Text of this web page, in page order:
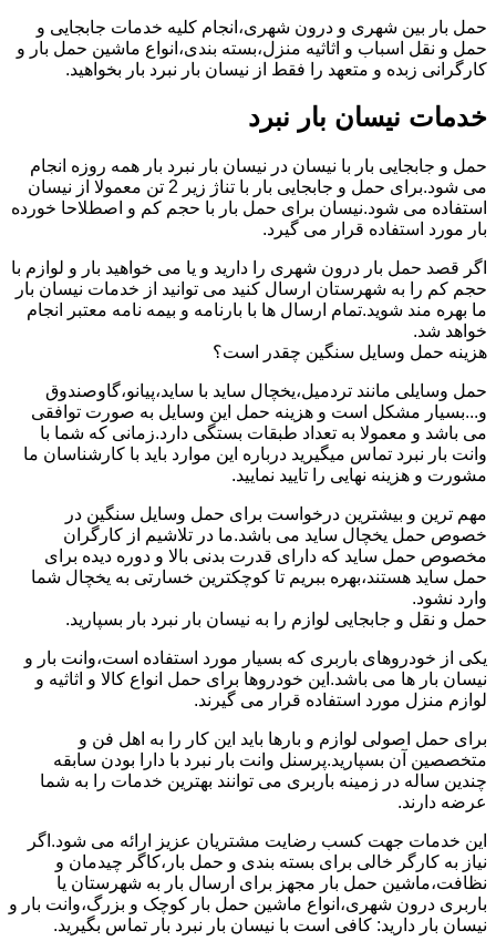
حمل بار بین شهری و درون شهری،انجام کلیه خدمات جابجایی و
حمل و نقل اسباب و اثاثیه منزل،بسته بندی،انواع ماشین حمل بار و
کارگرانی زبده و متعهد را فقط از نیسان بار نبرد بار بخواهید.
خدمات نیسان بار نبرد
حمل و جابجایی بار با نیسان در نیسان بار نبرد بار همه روزه انجام
می شود.برای حمل و جابجایی بار با تناژ زیر 2 تن معمولا از نیسان
استفاده می شود.نیسان برای حمل بار با حجم کم و اصطلاحا خورده
بار مورد استفاده قرار می گیرد.
اگر قصد حمل بار درون شهری را دارید و یا می خواهید بار و لوازم با
حجم کم را به شهرستان ارسال کنید می توانید از خدمات نیسان بار
ما بهره مند شوید.تمام ارسال ها با بارنامه و بیمه نامه معتبر انجام
خواهد شد.
هزینه حمل وسایل سنگین چقدر است؟
حمل وسایلی مانند تردمیل،یخچال ساید با ساید،پیانو،گاوصندوق
و...بسیار مشکل است و هزینه حمل این وسایل به صورت توافقی
می باشد و معمولا به تعداد طبقات بستگی دارد.زمانی که شما با
وانت بار نبرد تماس میگیرید درباره این موارد باید با کارشناسان ما
مشورت و هزینه نهایی را تایید نمایید.
مهم ترین و بیشترین درخواست برای حمل وسایل سنگین در
خصوص حمل یخچال ساید می باشد.ما در تلاشیم از کارگران
مخصوص حمل ساید که دارای قدرت بدنی بالا و دوره دیده برای
حمل ساید هستند،بهره ببریم تا کوچکترین خسارتی به یخچال شما
وارد نشود.
حمل و نقل و جابجایی لوازم را به نیسان بار نبرد بار بسپارید.
یکی از خودروهای باربری که بسیار مورد استفاده است،وانت بار و
نیسان بار ها می باشد.این خودروها برای حمل انواع کالا و اثاثیه و
لوازم منزل مورد استفاده قرار می گیرند.
برای حمل اصولی لوازم و بارها باید این کار را به اهل فن و
متخصصین آن بسپارید.پرسنل وانت بار نبرد با دارا بودن سابقه
چندین ساله در زمینه باربری می توانند بهترین خدمات را به شما
عرضه دارند.
این خدمات جهت کسب رضایت مشتریان عزیز ارائه می شود.اگر
نیاز به کارگر خالی برای بسته بندی و حمل بار،کاگر چیدمان و
نظافت،ماشین حمل بار مجهز برای ارسال بار به شهرستان یا
باربری درون شهری،انواع ماشین حمل بار کوچک و بزرگ،وانت بار و
نیسان بار دارید: کافی است با نیسان بار نبرد بار تماس بگیرید.